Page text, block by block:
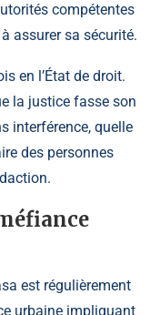
compétentes
assurer sa sécurité.
en l’État de droit.
la justice fasse son
interférence, quelle
des personnes
est régulièrement
urbaine impliquant